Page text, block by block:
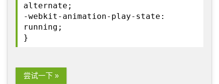
alternate;
-webkit-animation-play-state:
running;
}
尝试一下 »